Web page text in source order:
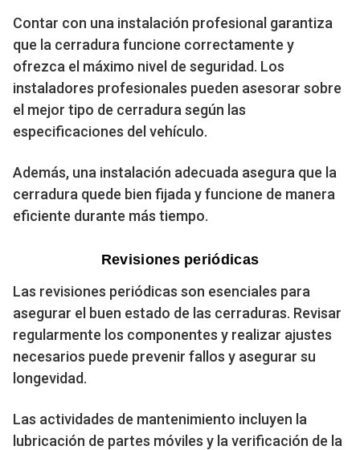
Contar con una instalación profesional garantiza
que la cerradura funcione correctamente y
ofrezca el máximo nivel de seguridad. Los
instaladores profesionales pueden asesorar sobre
el mejor tipo de cerradura según las
especificaciones del vehículo.
Además, una instalación adecuada asegura que la
cerradura quede bien fijada y funcione de manera
eficiente durante más tiempo.
Revisiones periódicas
Las revisiones periódicas son esenciales para
asegurar el buen estado de las cerraduras. Revisar
regularmente los componentes y realizar ajustes
necesarios puede prevenir fallos y asegurar su
longevidad.
Las actividades de mantenimiento incluyen la
lubricación de partes móviles y la verificación de la